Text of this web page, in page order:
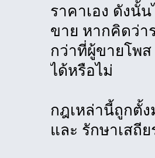
ราคาเอง ดังนั้
ขาย หากคิดว่า
กว่าที่ผู้ขายโพ
ได้หรือไม่
กฎเหล่านี้ถูกตั้
และ รักษาเสถี